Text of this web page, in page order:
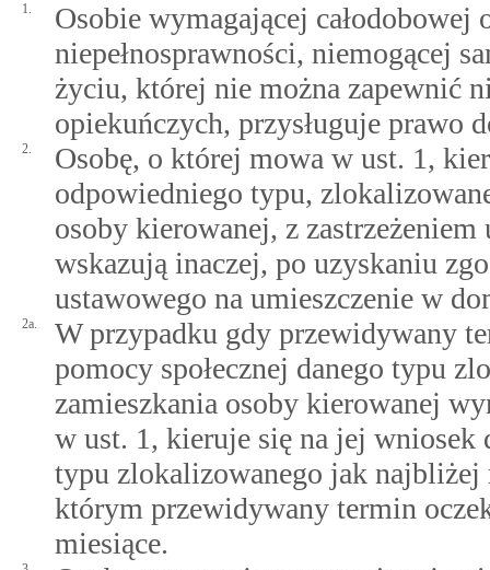
1.
Osobie wymagającej
niepełnosprawności, niemogącej
życiu, której nie można zapewnić
opiekuńczych, przysługuje prawo
2.
Osobę, o której mowa w ust. 1,
odpowiedniego typu,
osoby kierowanej, z
wskazują inaczej, po uzyskaniu
ustawowego na umieszczenie w
2a.
W przypadku gdy przewidywany
pomocy społecznej danego typu
zamieszkania osoby kierowanej
w ust. 1, kieruje się na jej wniosek
typu zlokalizowanego jak najbliżej
którym przewidywany termin
miesiące.